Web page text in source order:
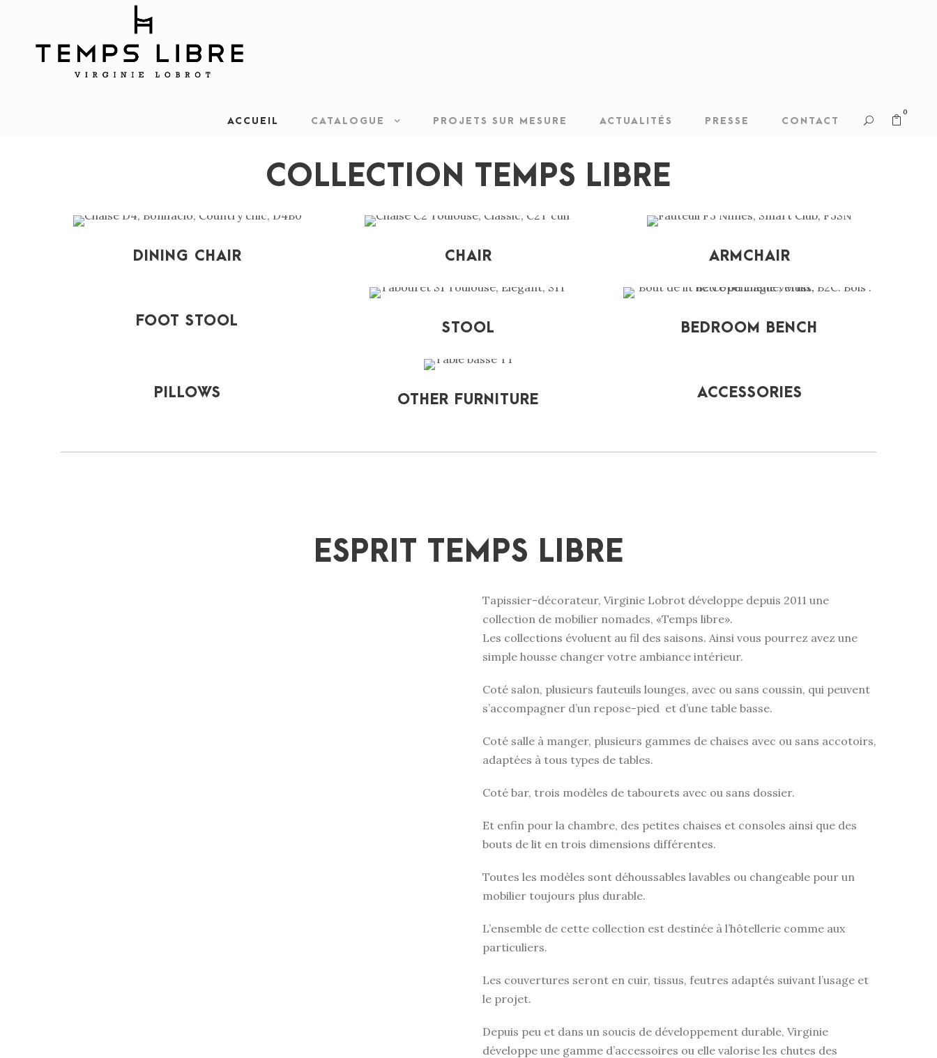
ACCUEIL CATALOGUE PROJETS SUR MESURE ACTUALITÉS PRESSE CONTACT
0
COLLECTION TEMPS LIBRE
DINING CHAIR CHAIR ARMCHAIR
FOOT STOOL STOOL BEDROOM BENCH
PILLOWS OTHER FURNITURE ACCESSORIES
ESPRIT TEMPS LIBRE
Tapissier-décorateur, Virginie Lobrot développe depuis 2011 une
collection de mobilier nomades, «Temps libre».
Les collections évoluent au fil des saisons. Ainsi vous pourrez avez une
simple housse changer votre ambiance intérieur.
Coté salon, plusieurs fauteuils lounges, avec ou sans coussin, qui peuvent
s’accompagner d’un repose-pied et d’une table basse.
Coté salle à manger, plusieurs gammes de chaises avec ou sans accotoirs,
adaptées à tous types de tables.
Coté bar, trois modèles de tabourets avec ou sans dossier.
Et enfin pour la chambre, des petites chaises et consoles ainsi que des
bouts de lit en trois dimensions différentes.
Toutes les modèles sont déhoussables lavables ou changeable pour un
mobilier toujours plus durable.
L’ensemble de cette collection est destinée à l’hôtellerie comme aux
particuliers.
Les couvertures seront en cuir, tissus, feutres adaptés suivant l’usage et
le projet.
Depuis peu et dans un soucis de développement durable, Virginie
développe une gamme d’accessoires ou elle valorise les chutes des